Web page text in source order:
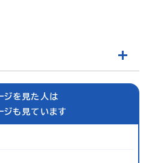
ジを見た人は
ジも見ています